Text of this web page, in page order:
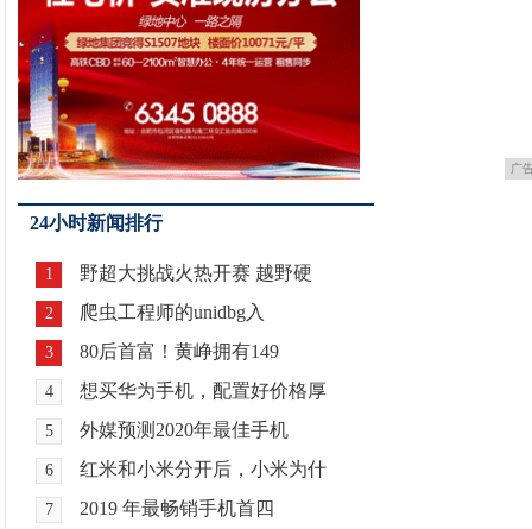
广
24小时新闻排行
1 野超大挑战火热开赛 越野硬
2 爬虫工程师的unidbg入
3 80后首富！黄峥拥有149
4 想买华为手机，配置好价格厚
5 外媒预测2020年最佳手机
6 红米和小米分开后，小米为什
7 2019 年最畅销手机首四